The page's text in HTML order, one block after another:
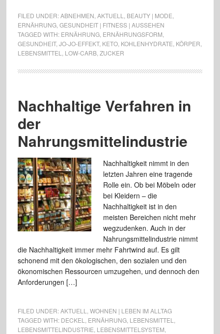
FILED UNDER:ABNEHMEN AKTUELL BEAUTY | MODE
ERNÄHRUNG, GESUNDHEIT | FITNESS | AUSSEHEN
TAGGED WITH: ERNÄHRUNG, ERNÄHRUNGSFORM
GESUNDHEIT, JO-JO-EFFEKT, KETO, KOHLENHYDRATE KÖRPER
LEBENSMITTEL
LOW-CARB, ZUCKER
Nachhaltige Verfahren in
der
Nahrungsmittelindustrie
Nachhaltigkeit nimmt in den
letzten Jahren eine tragende
Rolle ein. Ob bei Möbeln oder
bei Kleidern – die
Nachhaltigkeit ist in den
meisten Bereichen nicht mehr
wegzudenken. Auch in der
Nahrungsmittelindustrie nimmt
die Nachhaltigkeit immer mehr Fahrtwind auf. Es gilt
schonend mit den ökologischen, den sozialen und den
ökonomischen Ressourcen umzugehen, und dennoch den
Anforderungen […]
FILED UNDER:AKTUELL
WOHNEN | LEBEN IM ALLTAG
TAGGED WITH: DECKEL ERNÄHRUNG, LEBENSMITTEL
LEBENSMITTELINDUSTRIE LEBENSMITTELSYSTEM